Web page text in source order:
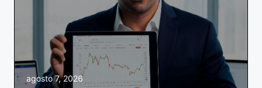
agosto 7, 2026